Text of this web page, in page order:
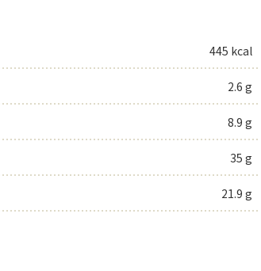
445 kcal
2.6 g
8.9 g
35 g
21.9 g